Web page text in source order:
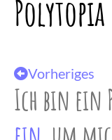
Polytopia
Vorheriges
Ich bin ein